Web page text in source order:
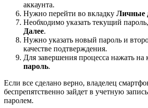
аккаунта.
Нужно перейти во вкладку Личные
Необходимо указать текущий
Далее.
Нужно указать новый пароль и
качестве подтверждения.
Для завершения процесса нажать на
пароль.
Если все сделано верно, владелец
беспрепятственно зайдет в учетную
паролем.